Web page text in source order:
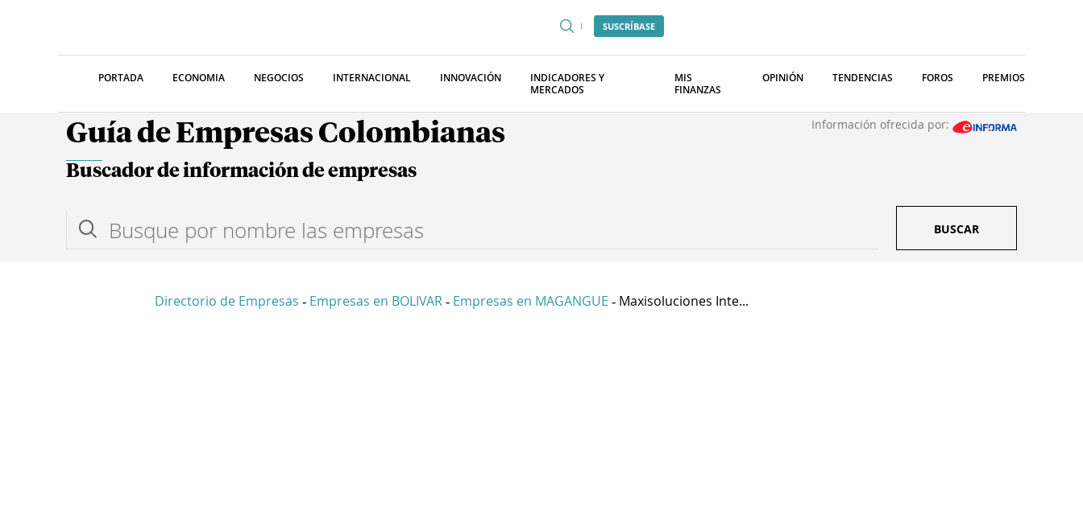
SUSCRÍBASE
PORTADA ECONOMIA NEGOCIOS INTERNACIONAL INNOVACIÓN
INDICADORES Y
MERCADOS
MIS
FINANZAS
OPINIÓN TENDENCIAS FOROS PREMIOS
Guía de Empresas Colombianas Información ofrecida por:
Buscador de información de empresas
BUSCAR
Directorio de Empresas - Empresas en BOLIVAR - Empresas en MAGANGUE - Maxisoluciones Inte...